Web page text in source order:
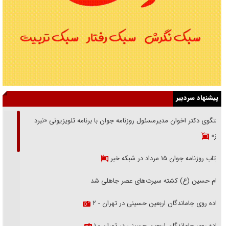
پیشنهاد سردبیر
گفتگوی دکتر اخوان مدیرمسئول روزنامه جوان با برنامه تلویزیونی «نبرد
هرمز»
بازتاب روزنامه جوان ۱۵ مرداد در شبکه خبر
امام حسین (ع) کشته سیرت‌های عصر جاهلی شد
پیاده روی جاماندگان اربعین حسینی در تهران - ۲